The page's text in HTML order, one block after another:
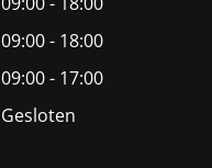
09:00 - 18:00
09:00 - 17:00
Gesloten